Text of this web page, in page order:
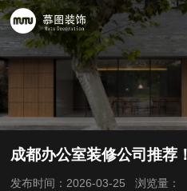
成都办公室装修公司推荐
发布时间：2026-03-25 浏览量：